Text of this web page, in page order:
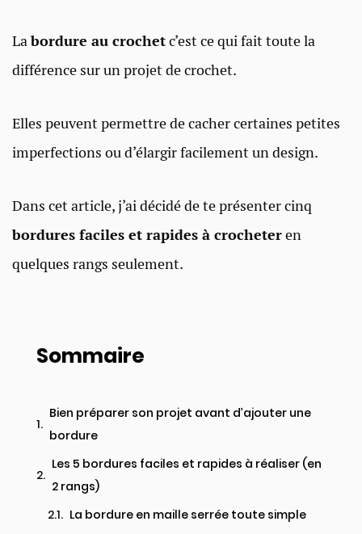
Labordure au crochetc’est ce qui fait toute la
différence sur un projet de crochet.
Elles peuvent permettre de cacher certaines petites
imperfections ou d’élargir facilement un design.
Dans cet article, j’ai décidé de te présenter cinq
bordures faciles et rapides à crocheteren
quelques rangs seulement.
Sommaire
Bien préparer son projet avant d’ajouter une
bordure
Les 5 bordures faciles et rapides à réaliser (en
2 rangs)
La bordure en maille serrée toute simple